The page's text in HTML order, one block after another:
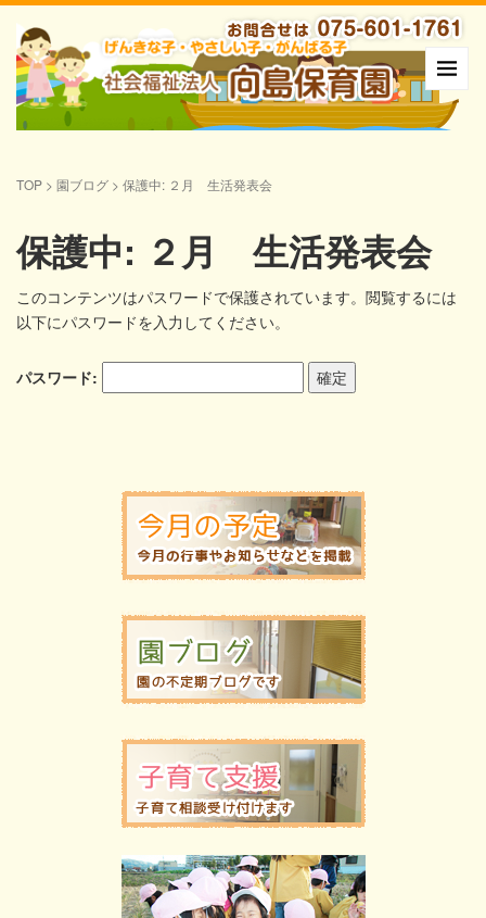
TOP > 園ブログ > 保護中: ２月 生活発表会
保護中: ２月 生活発表会
このコンテンツはパスワードで保護されています。閲覧するには
以下にパスワードを入力してください。
パスワード: